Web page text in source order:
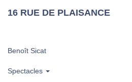
16 RUE DE PLAISANCE
Benoît Sicat
Spectacles